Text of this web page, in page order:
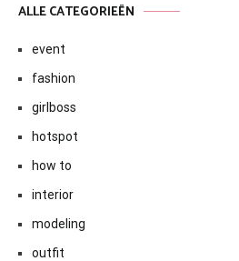
ALLE CATEGORIEËN
event
fashion
girlboss
hotspot
how to
interior
modeling
outfit